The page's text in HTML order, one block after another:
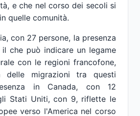
e che nel corso dei secoli si
quelle comunità.
con 27 persone, la presenza
che può indicare un legame
con le regioni francofone,
delle migrazioni tra questi
in Canada, con 12
Stati Uniti, con 9, riflette le
verso l'America nel corso